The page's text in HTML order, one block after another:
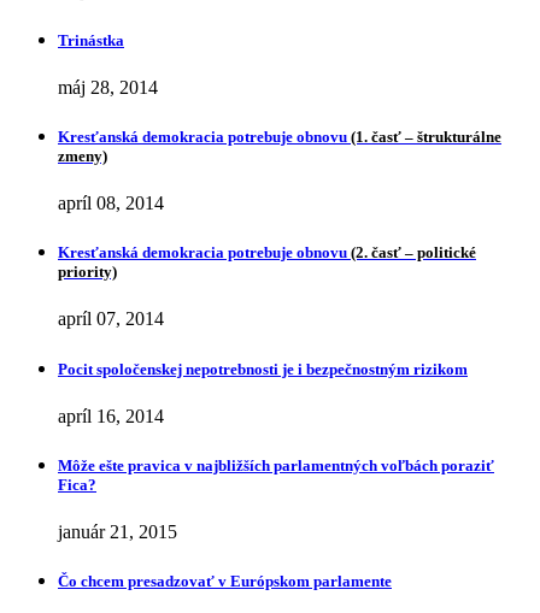
Trinástka
máj 28, 2014
Kresťanská demokracia potrebuje obnovu (1. časť – štrukturálne
zmeny)
apríl 08, 2014
Kresťanská demokracia potrebuje obnovu (2. časť – politické
priority)
apríl 07, 2014
Pocit spoločenskej nepotrebnosti je i bezpečnostným rizikom
apríl 16, 2014
Môže ešte pravica v najbližších parlamentných voľbách poraziť
Fica?
január 21, 2015
Čo chcem presadzovať v Európskom parlamente